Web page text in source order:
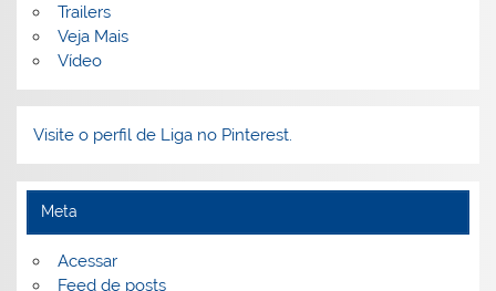
Trailers
Veja Mais
Vídeo
Visite o perfil de Liga no Pinterest.
Meta
Acessar
Feed de posts